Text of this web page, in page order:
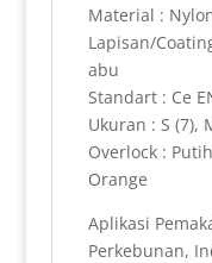
Material :
Lapisan/
abu
Standart : Ce
Ukuran : S (7),
Overlock :
Orange
Aplikasi
Perkebunan,